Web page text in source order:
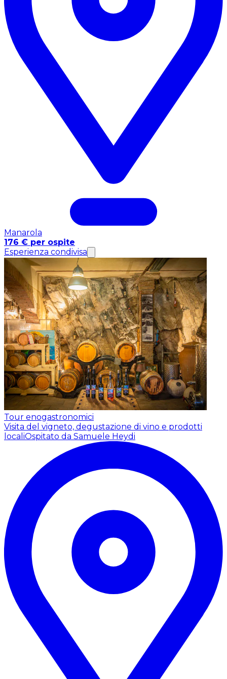
Manarola
176 € per ospite
Esperienza condivisa
Tour enogastronomici
Visita del vigneto, degustazione di vino e prodotti
localiOspitato da Samuele Heydi